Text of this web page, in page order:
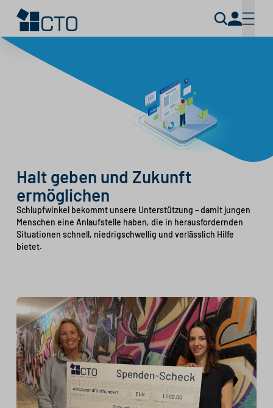
Halt geben und Zukunft
ermöglichen
Schlupfwinkel bekommt unsere Unterstützung – damit jungen
Menschen eine Anlaufstelle haben, die in herausfordernden
Situationen schnell, niedrigschwellig und verlässlich Hilfe
bietet.